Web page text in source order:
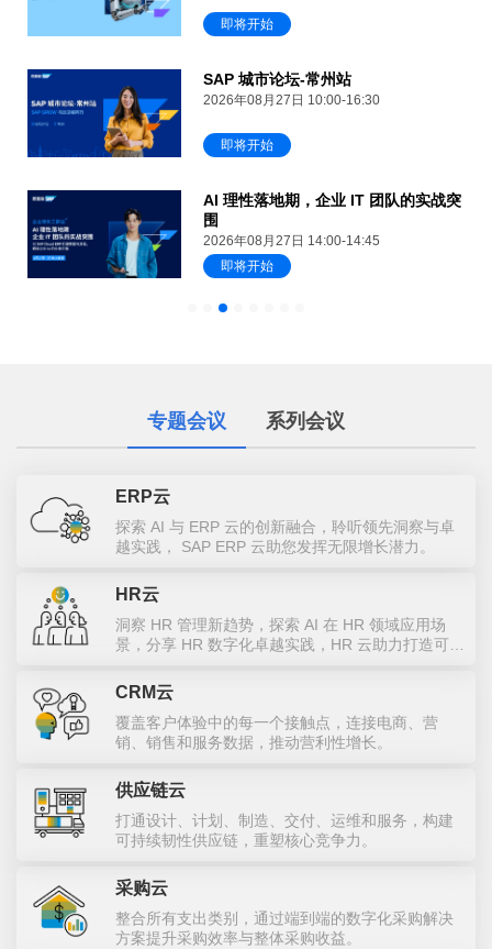
即将开始
SAP 城市论坛-常州站
2026年08月27日 10:00-16:30
即将开始
AI 理性落地期，企业 IT 团队的实战突
围
2026年08月27日 14:00-14:45
即将开始
专题会议 系列会议
ERP云
探索 AI 与 ERP 云的创新融合，聆听领先洞察与卓
越实践， SAP ERP 云助您发挥无限增长潜力。
HR云
洞察 HR 管理新趋势，探索 AI 在 HR 领域应用场
景，分享 HR 数字化卓越实践，HR 云助力打造可持
CRM云
覆盖客户体验中的每一个接触点，连接电商、营
销、销售和服务数据，推动营利性增长。
供应链云
打通设计、计划、制造、交付、运维和服务，构建
可持续韧性供应链，重塑核心竞争力。
采购云
整合所有支出类别，通过端到端的数字化采购解决
方案提升采购效率与整体采购收益。